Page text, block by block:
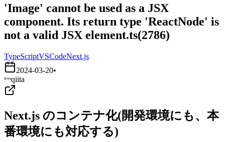
'Image' cannot be used as a JSX
component. Its return type 'ReactNode' is
not a valid JSX element.ts(2786)
TypeScriptVSCodeNext.js
2024-03-20•
qiita
Next.js のコンテナ化(開発環境にも、本
番環境にも対応する)